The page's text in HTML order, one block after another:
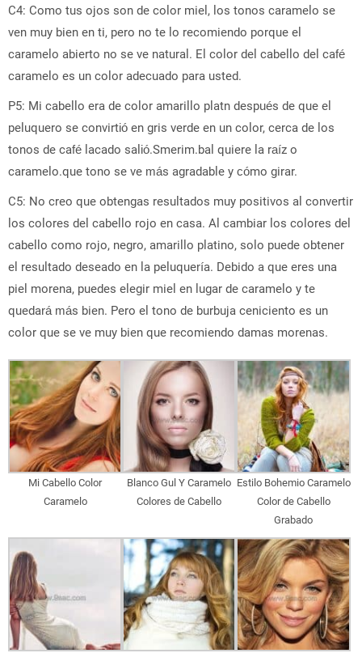
C4: Como tus ojos son de color miel, los tonos caramelo se
ven muy bien en ti, pero no te lo recomiendo porque el
caramelo abierto no se ve natural. El color del cabello del café
caramelo es un color adecuado para usted.
P5: Mi cabello era de color amarillo platn después de que el
peluquero se convirtió en gris verde en un color, cerca de los
tonos de café lacado salió.Smerim.bal quiere la raíz o
caramelo.que tono se ve más agradable y cómo girar.
C5: No creo que obtengas resultados muy positivos al convertir
los colores del cabello rojo en casa. Al cambiar los colores del
cabello como rojo, negro, amarillo platino, solo puede obtener
el resultado deseado en la peluquería. Debido a que eres una
piel morena, puedes elegir miel en lugar de caramelo y te
quedará más bien. Pero el tono de burbuja ceniciento es un
color que se ve muy bien que recomiendo damas morenas.
Mi Cabello Color
Caramelo
Blanco Gul Y Caramelo
Colores de Cabello
Estilo Bohemio Caramelo
Color de Cabello
Grabado